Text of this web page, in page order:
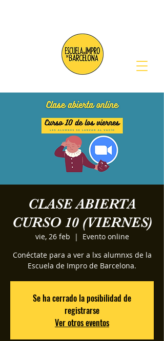
CLASE ABIERTA
CURSO 10 (VIERNES)
vie, 26 feb
  |
Evento online
Conéctate para a ver a lxs alumnxs de la
Escuela de Impro de Barcelona.
Se ha cerrado la posibilidad de
registrarse
Ver otros eventos